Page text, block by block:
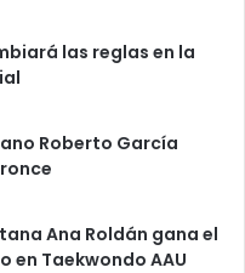
las reglas en la
Roberto García
Ana Roldán gana el
Taekwondo AAU